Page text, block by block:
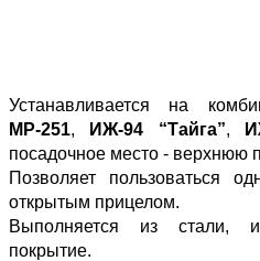
Устанавливается на
МР-251, ИЖ-94 “Тайга”,
посадочное место - верхнюю
Позволяет пользоваться
открытым прицелом.
Выполняется из стали,
покрытие.